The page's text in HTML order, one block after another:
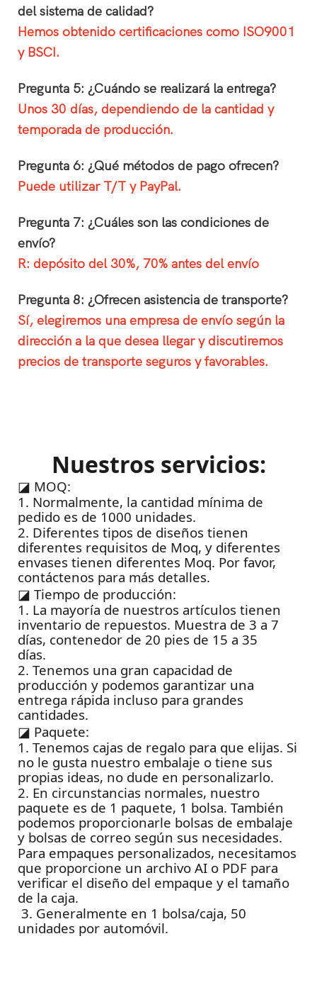
del sistema de calidad?
Hemos obtenido certificaciones como ISO9001
y BSCI.
Pregunta 5: ¿Cuándo se realizará la entrega?
Unos 30 días, dependiendo de la cantidad y
temporada de producción.
Pregunta 6: ¿Qué métodos de pago ofrecen?
Puede utilizar T/T y PayPal.
Pregunta 7: ¿Cuáles son las condiciones de
envío?
R: depósito del 30%, 70% antes del envío
Pregunta 8: ¿Ofrecen asistencia de transporte?
Sí, elegiremos una empresa de envío según la
dirección a la que desea llegar y discutiremos
precios de transporte seguros y favorables.
Nuestros servicios:
◪ MOQ:
1. Normalmente, la cantidad mínima de
pedido es de 1000 unidades.
2. Diferentes tipos de diseños tienen
diferentes requisitos de Moq, y diferentes
envases tienen diferentes Moq. Por favor,
contáctenos para más detalles.
◪ Tiempo de producción:
1. La mayoría de nuestros artículos tienen
inventario de repuestos. Muestra de 3 a 7
días, contenedor de 20 pies de 15 a 35
días.
2. Tenemos una gran capacidad de
producción y podemos garantizar una
entrega rápida incluso para grandes
cantidades.
◪ Paquete:
1. Tenemos cajas de regalo para que elijas. Si
no le gusta nuestro embalaje o tiene sus
propias ideas, no dude en personalizarlo.
2. En circunstancias normales, nuestro
paquete es de 1 paquete, 1 bolsa. También
podemos proporcionarle bolsas de embalaje
y bolsas de correo según sus necesidades.
Para empaques personalizados, necesitamos
que proporcione un archivo AI o PDF para
verificar el diseño del empaque y el tamaño
de la caja.
3. Generalmente en 1 bolsa/caja, 50
unidades por automóvil.